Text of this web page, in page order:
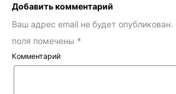
Добавить комментарий
Ваш адрес email не будет опубликован.
поля помечены *
Комментарий